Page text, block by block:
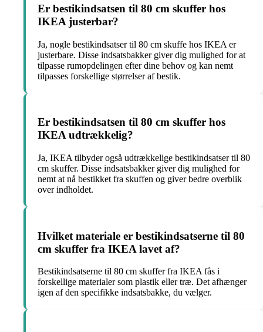
Er bestikindsatsen til 80 cm skuffer hos
IKEA justerbar?
Ja, nogle bestikindsatser til 80 cm skuffe hos IKEA er
justerbare. Disse indsatsbakker giver dig mulighed for at
tilpasse rumopdelingen efter dine behov og kan nemt
tilpasses forskellige størrelser af bestik.
Er bestikindsatsen til 80 cm skuffer hos
IKEA udtrækkelig?
Ja, IKEA tilbyder også udtrækkelige bestikindsatser til 80
cm skuffer. Disse indsatsbakker giver dig mulighed for
nemt at nå bestikket fra skuffen og giver bedre overblik
over indholdet.
Hvilket materiale er bestikindsatserne til 80
cm skuffer fra IKEA lavet af?
Bestikindsatserne til 80 cm skuffer fra IKEA fås i
forskellige materialer som plastik eller træ. Det afhænger
igen af den specifikke indsatsbakke, du vælger.